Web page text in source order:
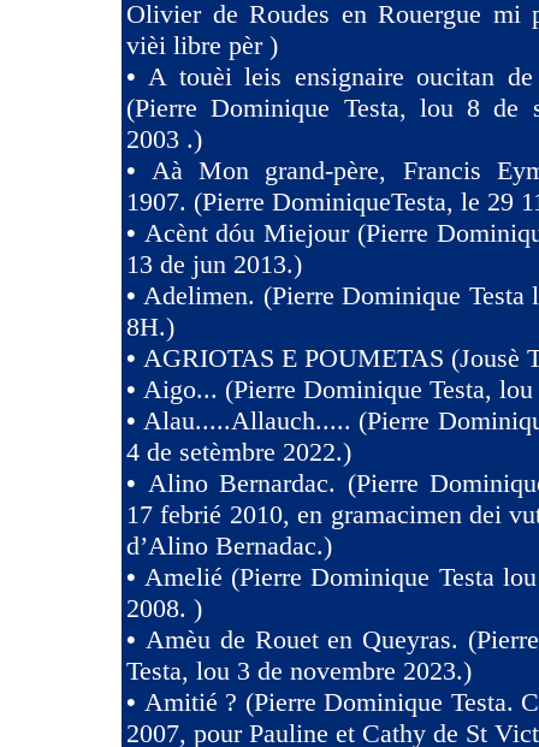
Olivier de Roudes en Rouergue mi
vièi libre pèr )
•A touèi leis ensignaire oucitan
(Pierre Dominique Testa, lou 8 de
2003 .)
•Aà Mon grand-père, Francis
1907. (Pierre DominiqueTesta, le 29
• Acènt dóu Miejour (Pierre
13 de jun 2013.)
•Adelimen. (Pierre Dominique Testa
8H.)
• AGRIOTAS E POUMETAS (Jousè
• Aigo... (Pierre Dominique Testa, lou
•Alau.....Allauch..... (Pierre
4 de setèmbre 2022.)
• Alino Bernardac. (Pierre
17 febrié 2010, en gramacimen dei
d’Alino Bernadac.)
•Amelié (Pierre Dominique Testa
2008. )
• Amèu de Rouet en Queyras.
Testa, lou 3 de novembre 2023.)
• Amitié ? (Pierre Dominique Testa.
2007, pour Pauline et Cathy de St